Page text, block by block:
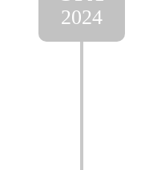
2024